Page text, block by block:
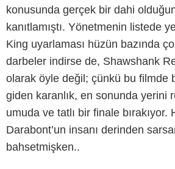
konusunda gerçek bir dahi
kanıtlamıştı. Yönetmenin listede
King uyarlaması hüzün bazında
darbeler indirse de, Shawshank
olarak öyle değil; çünkü bu filmde
giden karanlık, en sonunda yerini
umuda ve tatlı bir finale bırakıyor.
Darabont’un insanı derinden
bahsetmişken..
Dimension Films